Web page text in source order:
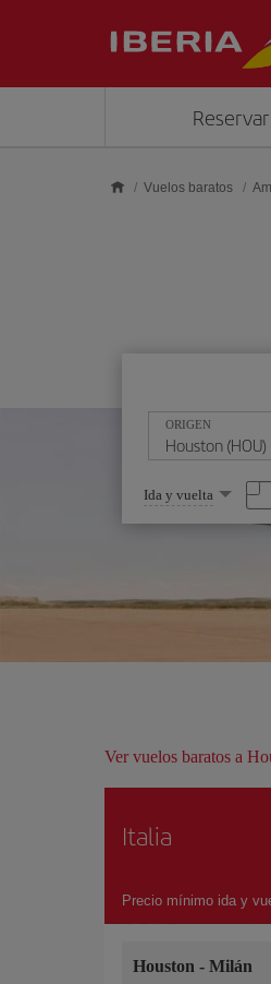
Reservar
Vuelos baratos
ORIGEN
Seleccione
una
opción
Ida y vuelta
Ver vuelos baratos a
Italia
Precio mínimo ida y
Houston - Milán